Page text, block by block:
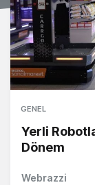
GENEL
Yerli
Dönem
Webrazzi